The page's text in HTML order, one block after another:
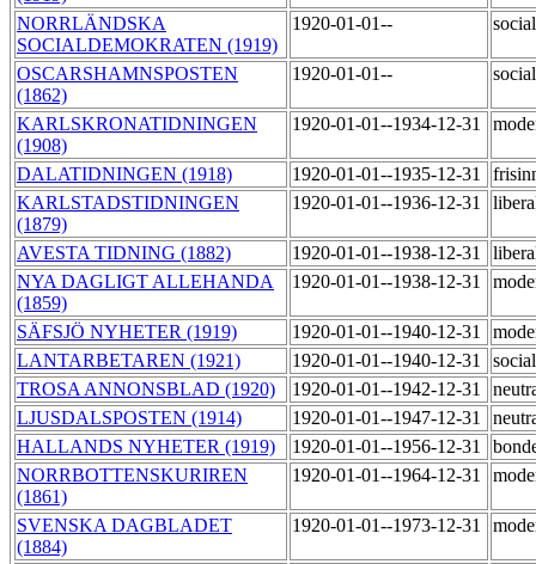
NORRLÄNDSKA
SOCIALDEMOKRATEN (1919)
1920-01-01--
OSCARSHAMNSPOSTEN
(1862)
1920-01-01--
KARLSKRONATIDNINGEN
(1908)
1920-01-01--1934-12-31
DALATIDNINGEN (1918) 1920-01-01--1935-12-31
KARLSTADSTIDNINGEN
(1879)
1920-01-01--1936-12-31
AVESTA TIDNING (1882) 1920-01-01--1938-12-31
NYA DAGLIGT ALLEHANDA
(1859)
1920-01-01--1938-12-31
SÄFSJÖ NYHETER (1919) 1920-01-01--1940-12-31
LANTARBETAREN (1921)
1920-01-01--1940-12-31
TROSA ANNONSBLAD (1920)
1920-01-01--1942-12-31
LJUSDALSPOSTEN (1914)
1920-01-01--1947-12-31
HALLANDS NYHETER (1919)
1920-01-01--1956-12-31
NORRBOTTENSKURIREN
(1861)
1920-01-01--1964-12-31
SVENSKA DAGBLADET
(1884)
1920-01-01--1973-12-31